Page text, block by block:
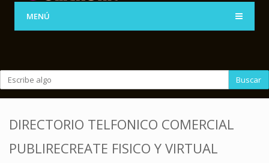
MENÚ
Buscar
DIRECTORIO TELFONICO COMERCIAL
PUBLIRECREATE FISICO Y VIRTUAL